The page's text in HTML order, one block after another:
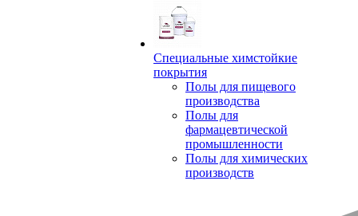
Специальные химстойкие
покрытия
Полы для пищевого
производства
Полы для
фармацевтической
промышленности
Полы для химических
производств